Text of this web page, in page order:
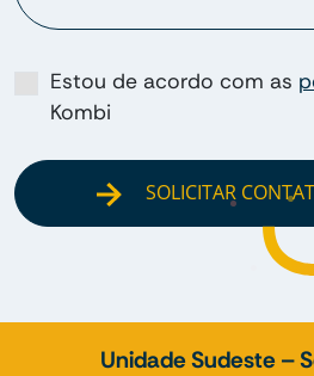
Estou de acordo com as
Kombi
SOLICITAR
Unidade Sudeste –